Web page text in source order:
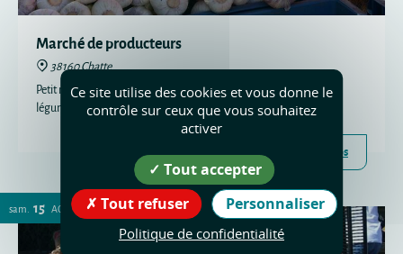
Marché de producteurs
38160 Chatte
Petit marché de producteurs avec boucherie, fromages, fruits et
légumes.
Plus d'infos
sam. 15 AOÛT
Ce site utilise des cookies et vous donne le
contrôle sur ceux que vous souhaitez
activer
Tout accepter
Tout refuser
Personnaliser
Politique de confidentialité